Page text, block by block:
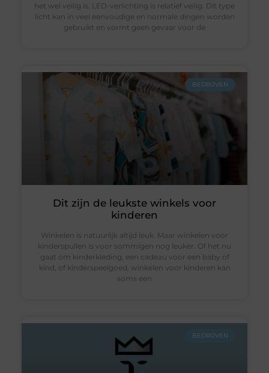
het wel veilig is. LED-verlichting is relatief veilig. Dit type
licht kan in veel eenvoudige en normale dingen worden
gebruikt en vormt geen gevaar voor de
BEDRIJVEN
Dit zijn de leukste winkels voor
kinderen
Winkelen is natuurlijk altijd leuk. Maar winkelen voor
kinderspullen is voor sommigen nog leuker. Of het nu
gaat om kinderkleding, een cadeau voor een baby of
kind, of kinderspeelgoed, winkelen voor kinderen kan
soms een
BEDRIJVEN